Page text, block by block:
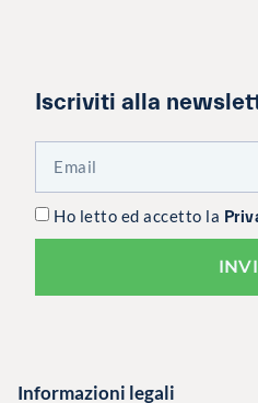
Iscriviti alla
Ho letto ed accetto la
Informazioni legali